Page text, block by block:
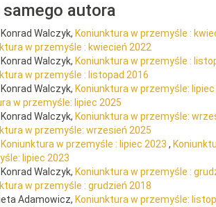
autora
Walczyk, Koniunktura w przemyśle :
w przemyśle : kwiecień 2022
Walczyk, Koniunktura w przemyśle :
w przemyśle : listopad 2016
Walczyk, Koniunktura w przemyśle: lipiec
w przemyśle: lipiec 2025
Walczyk, Koniunktura w przemyśle:
w przemyśle: wrzesień 2025
Koniunktura w przemyśle : lipiec 2023 ,
lipiec 2023
Walczyk, Koniunktura w przemyśle :
w przemyśle : grudzień 2018
Adamowicz, Koniunktura w przemyśle: